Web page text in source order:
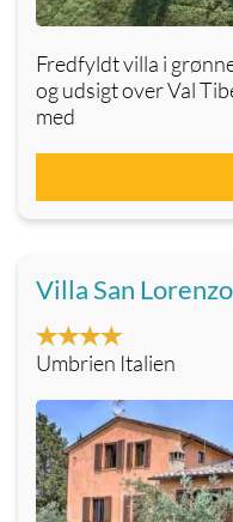
Fredfyldt villa i
og udsigt over Val
med
Villa San
Umbrien Italien